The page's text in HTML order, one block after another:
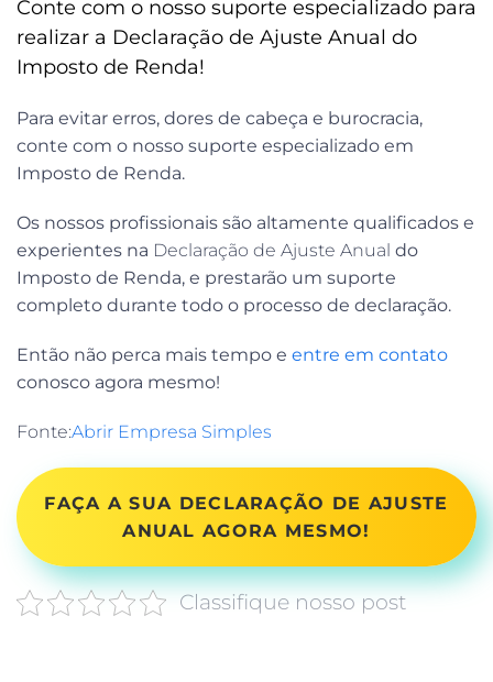
Conte com o nosso suporte especializado para
realizar a Declaração de Ajuste Anual do
Imposto de Renda!
Para evitar erros, dores de cabeça e burocracia,
conte com o nosso suporte especializado em
Imposto de Renda.
Os nossos profissionais são altamente qualificados e
experientes na Declaração de Ajuste Anual do
Imposto de Renda, e prestarão um suporte
completo durante todo o processo de declaração.
Então não perca mais tempo e entre em contato
conosco agora mesmo!
Fonte:Abrir Empresa Simples
FAÇA A SUA DECLARAÇÃO DE AJUSTE
ANUAL AGORA MESMO!
Classifique nosso post